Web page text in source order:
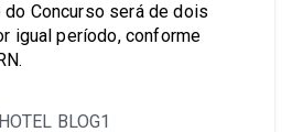
Concurso será de dois
igual período, conforme